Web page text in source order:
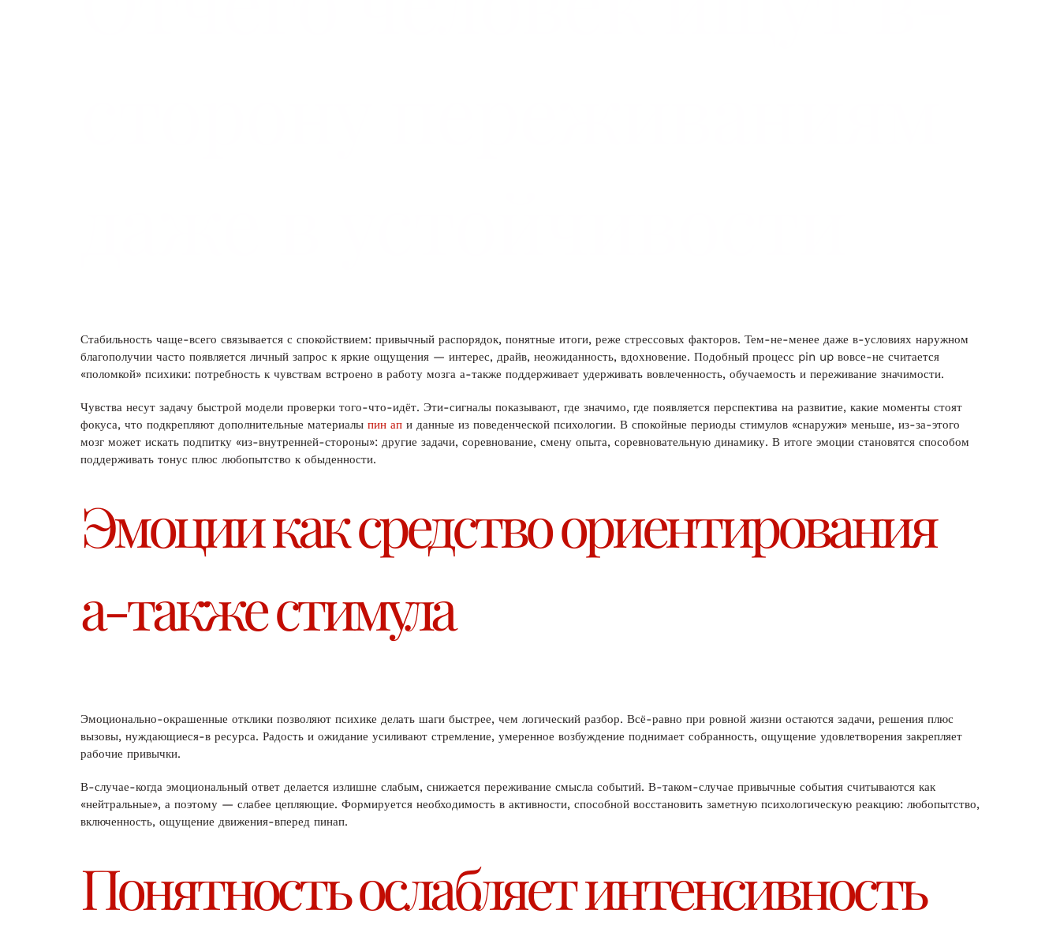
Стабильность чаще-всего связывается с спокойствием: привычный распорядок, понятные итоги, реже стрессовых факторов. Тем-не-менее даже в-условиях наружном
благополучии часто появляется личный запрос к яркие ощущения — интерес, драйв, неожиданность, вдохновение. Подобный процесс pin up вовсе-не считается
«поломкой» психики: потребность к чувствам встроено в работу мозга а-также поддерживает удерживать вовлеченность, обучаемость и переживание значимости.
Чувства несут задачу быстрой модели проверки того-что-идёт. Эти-сигналы показывают, где значимо, где появляется перспектива на развитие, какие моменты стоят
фокуса, что подкрепляют дополнительные материалы пин ап и данные из поведенческой психологии. В спокойные периоды стимулов «снаружи» меньше, из-за-этого
мозг может искать подпитку «из-внутренней-стороны»: другие задачи, соревнование, смену опыта, соревновательную динамику. В итоге эмоции становятся способом
поддерживать тонус плюс любопытство к обыденности.
Эмоции как средство ориентирования
а-также стимула
Эмоционально-окрашенные отклики позволяют психике делать шаги быстрее, чем логический разбор. Всё-равно при ровной жизни остаются задачи, решения плюс
вызовы, нуждающиеся-в ресурса. Радость и ожидание усиливают стремление, умеренное возбуждение поднимает собранность, ощущение удовлетворения закрепляет
рабочие привычки.
В-случае-когда эмоциональный ответ делается излишне слабым, снижается переживание смысла событий. В-таком-случае привычные события считываются как
«нейтральные», а поэтому — слабее цепляющие. Формируется необходимость в активности, способной восстановить заметную психологическую реакцию: любопытство,
включенность, ощущение движения-вперед пинап.
Понятность ослабляет интенсивность